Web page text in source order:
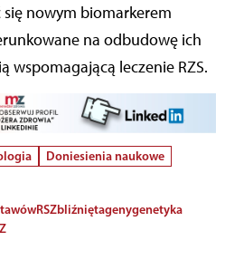
się nowym biomarkerem
na odbudowę ich
wspomagającą leczenie RZS.
Doniesienia naukowe
RSZbliźniętagenygenetyka